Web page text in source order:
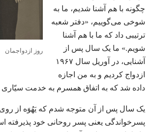
روز ازدواجمان
چگونه با هم آشنا شدیم،‏ ما به
شوخی می‌گوییم،‏ «دفتر شعبه
ترتیبی داد که ما با هم آشنا
شویم.‏» ما یک سال پس از
آشنایی،‏ در آوریل سال ۱۹۶۷
ازدواج کردیم و به من اجازه
داده شد که به اتفاق همسرم به خدمت سیّاری
یک سال پس از آن متوجه شدم که یَهُوَه از
پسرخواندگی یعنی پسر روحانی خود پذیرفته